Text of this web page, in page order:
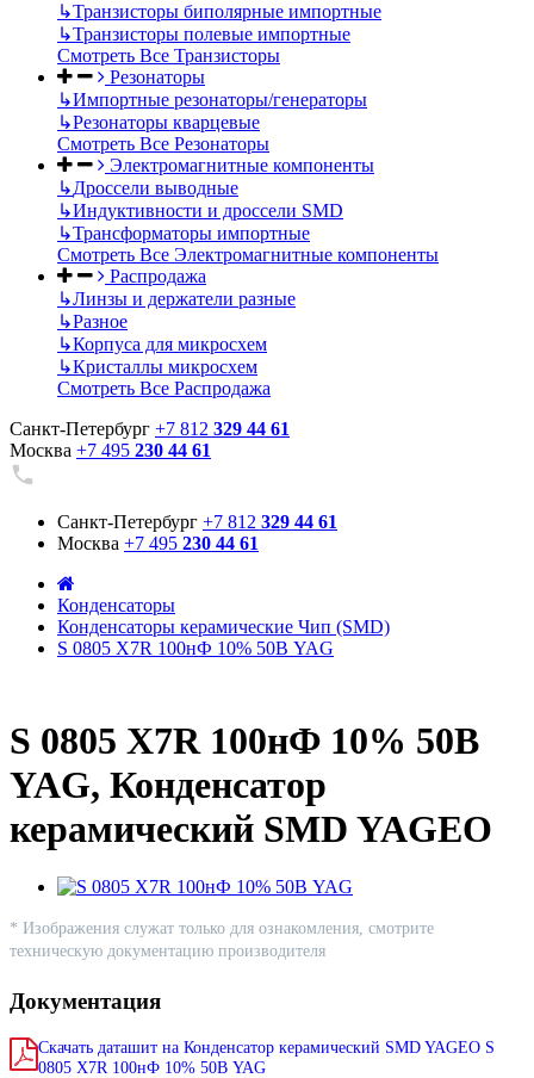
↳Транзисторы биполярные импортные
↳Транзисторы полевые импортные
Смотреть Все Транзисторы
Резонаторы
↳Импортные резонаторы/генераторы
↳Резонаторы кварцевые
Смотреть Все Резонаторы
Электромагнитные компоненты
↳Дроссели выводные
↳Индуктивности и дроссели SMD
↳Трансформаторы импортные
Смотреть Все Электромагнитные компоненты
Распродажа
↳Линзы и держатели разные
↳Разное
↳Корпуса для микросхем
↳Кристаллы микросхем
Смотреть Все Распродажа
Санкт-Петербург +7 812 329 44 61
Москва +7 495 230 44 61
Санкт-Петербург +7 812 329 44 61
Москва +7 495 230 44 61
Конденсаторы
Конденсаторы керамические Чип (SMD)
S 0805 X7R 100нФ 10% 50В YAG
S 0805 X7R 100нФ 10% 50В
YAG, Конденсатор
керамический SMD YAGEO
* Изображения служат только для ознакомления, смотрите
техническую документацию производителя
Документация
Скачать даташит на Конденсатор керамический SMD YAGEO S
0805 X7R 100нФ 10% 50В YAG